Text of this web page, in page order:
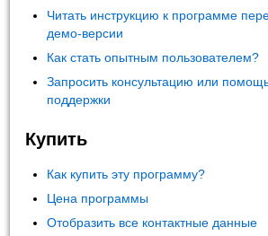
Читать инструкцию к программе
демо-версии
Как стать опытным пользователем?
Запросить консультацию или
поддержки
Купить
Как купить эту программу?
Цена программы
Отобразить все контактные данные